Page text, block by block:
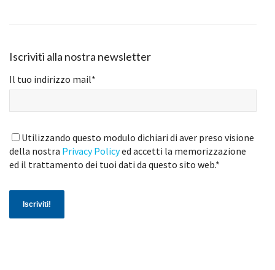
Iscriviti alla nostra newsletter
Il tuo indirizzo mail*
Utilizzando questo modulo dichiari di aver preso visione
della nostra Privacy Policyed accetti la memorizzazione
ed il trattamento dei tuoi dati da questo sito web.*